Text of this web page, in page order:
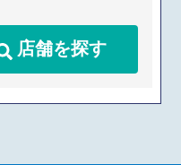
店舗を探す